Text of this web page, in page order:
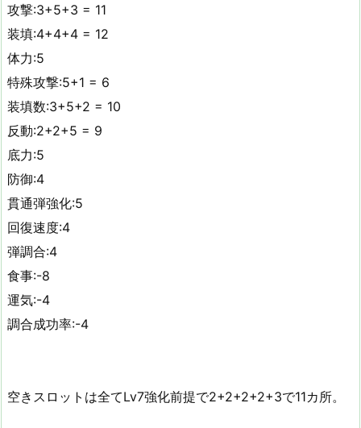
攻撃:3+5+3 = 11
装填:4+4+4 = 12
体力:5
特殊攻撃:5+1 = 6
装填数:3+5+2 = 10
反動:2+2+5 = 9
底力:5
防御:4
貫通弾強化:5
回復速度:4
弾調合:4
食事:-8
運気:-4
調合成功率:-4
空きスロットは全てLv7強化前提で2+2+2+2+3で11カ所。